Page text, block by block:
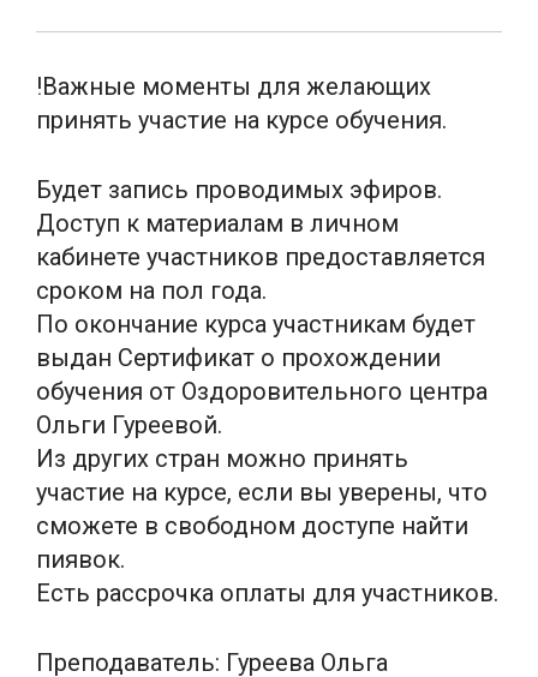
!Важные моменты для желающих
принять участие на курсе обучения.
Будет запись проводимых эфиров.
Доступ к материалам в личном
кабинете участников предоставляется
сроком на пол года.
По окончание курса участникам будет
выдан Сертификат о прохождении
обучения от Оздоровительного центра
Ольги Гуреевой.
Из других стран можно принять
участие на курсе, если вы уверены, что
сможете в свободном доступе найти
пиявок.
Есть рассрочка оплаты для участников.
Преподаватель: Гуреева Ольга